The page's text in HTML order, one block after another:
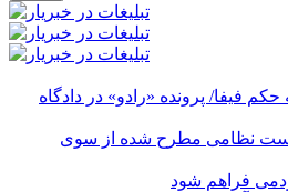
فیفا/ پرونده «رادو» در دادگاه
نظامی مطرح شده از سوی
فراهم شود